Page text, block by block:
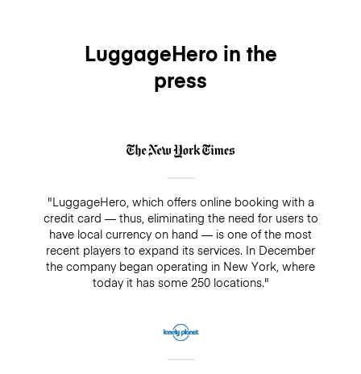
LuggageHero in the
press
"LuggageHero, which offers online booking with a
credit card — thus, eliminating the need for users to
have local currency on hand — is one of the most
recent players to expand its services. In December
the company began operating in New York, where
today it has some 250 locations."